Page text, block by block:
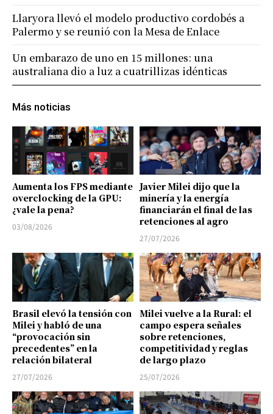
Más noticias
Aumenta los FPS mediante
overclocking de la GPU:
¿vale la pena?
03/08/2026
Javier Milei dijo que la
minería y la energía
financiarán el final de las
retenciones al agro
27/07/2026
Brasil elevó la tensión con
Milei y habló de una
“provocación sin
precedentes” en la
relación bilateral
27/07/2026
Milei vuelve a la Rural: el
campo espera señales
sobre retenciones,
competitividad y reglas
de largo plazo
25/07/2026
Llaryora llevó el modelo productivo cordobés a
Palermo y se reunió con la Mesa de Enlace
Un embarazo de uno en 15 millones: una
australiana dio a luz a cuatrillizas idénticas